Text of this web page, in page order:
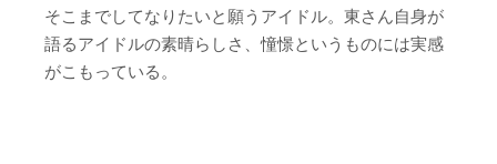
そこまでしてなりたいと願うアイドル。東さん自身が
語るアイドルの素晴らしさ、憧憬というものには実感
がこもっている。